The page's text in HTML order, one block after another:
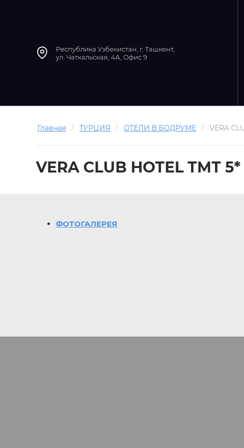
Республика Узбекистан, г. Ташкент,
ул. Чаткальская, 4А, Офис 9
Главная / ТУРЦИЯ / ОТЕЛИ В БОДРУМЕ / VERA
VERA CLUB HOTEL TMT
ФОТОГАЛЕРЕЯ